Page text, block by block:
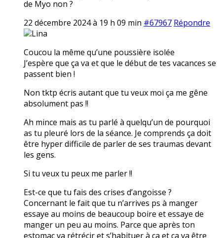
de Myo non ?
22 décembre 2024 à 19 h 09 min #67967 Répondre
Lina
Coucou la même qu’une poussière isolée
J’espère que ça va et que le début de tes vacances se
passent bien !
Non tktp écris autant que tu veux moi ça me gêne
absolument pas !!
Ah mince mais as tu parlé à quelqu’un de pourquoi
as tu pleuré lors de la séance. Je comprends ça doit
être hyper difficile de parler de ses traumas devant
les gens.
Si tu veux tu peux me parler !!
Est-ce que tu fais des crises d’angoisse ?
Concernant le fait que tu n’arrives ps à manger
essaye au moins de beaucoup boire et essaye de
manger un peu au moins. Parce que après ton
estomac va rétrécir et s’habituer à ça et ça va être